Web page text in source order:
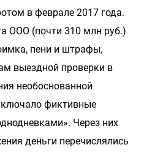
в феврале 2017 года.
ООО (почти 310 млн руб.)
пени и штрафы,
выездной проверки в
необоснованной
фиктивные
Через них
деньги перечислялись